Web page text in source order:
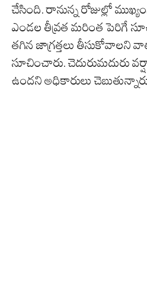
చేసింది. రానున్న రోజుల్లో
ఎండల తీవ్రత మరింత పెరిగే
తగిన జాగ్రత్తలు తీసుకోవాలని
సూచించారు. చెదురుమదురు
ఉందని అధికారులు